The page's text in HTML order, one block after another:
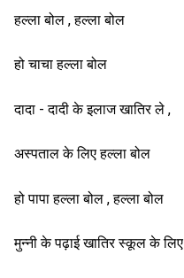
हल्ला बोल , हल्ला बोल
हो चाचा हल्ला बोल
दादा - दादी के इलाज खातिर ले ,
अस्पताल के लिए हल्ला बोल
हो पापा हल्ला बोल , हल्ला बोल
मुन्नी के पढ़ाई खातिर स्कूल के लिए